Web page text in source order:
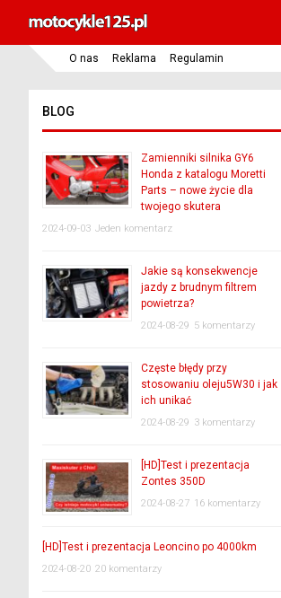
O nas Reklama Regulamin
BLOG
Zamienniki silnika GY6
Honda z katalogu Moretti
Parts – nowe życie dla
twojego skutera
2024-09-03 Jeden komentarz
Jakie są konsekwencje
jazdy z brudnym filtrem
powietrza?
2024-08-29 5 komentarzy
Częste błędy przy
stosowaniu oleju5W30 i jak
ich unikać
2024-08-29 3 komentarzy
[HD]Test i prezentacja
Zontes 350D
2024-08-27 16 komentarzy
[HD]Test i prezentacja Leoncino po 4000km
2024-08-20 20 komentarzy